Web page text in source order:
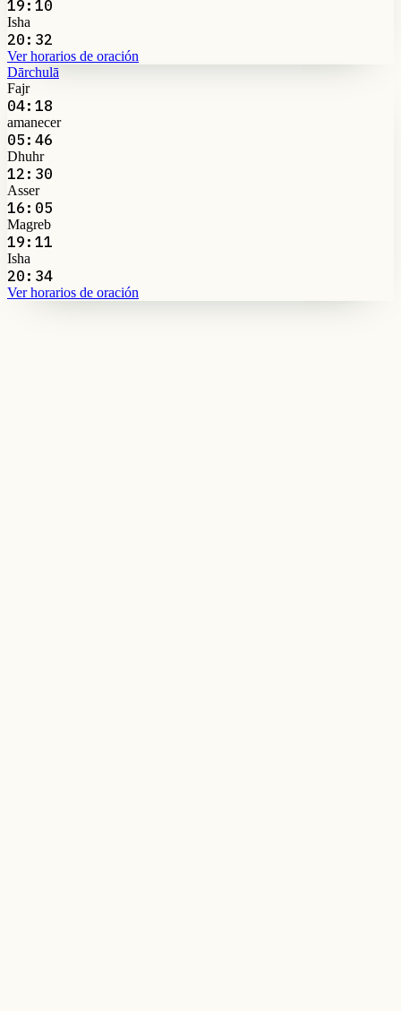
19:10
Isha
20:32
Ver horarios de oración
Dārchulā
Fajr
04:18
amanecer
05:46
Dhuhr
12:30
Asser
16:05
Magreb
19:11
Isha
20:34
Ver horarios de oración